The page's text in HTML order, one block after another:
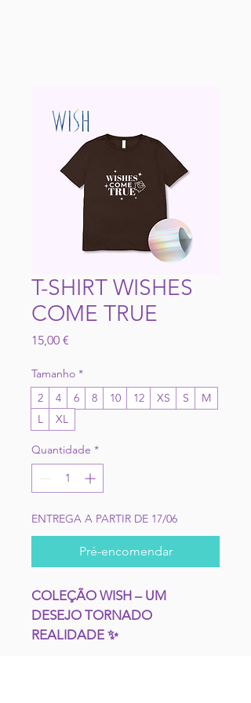
T-SHIRT WISHES
COME TRUE
15,00 €
Tamanho *
2
4 6 8 10 12 XS S
M
L
XL
Quantidade *
ENTREGA A PARTIR DE 17/06
Pré-encomendar
COLEÇÃO WISH – UM
DESEJO TORNADO
REALIDADE ✨